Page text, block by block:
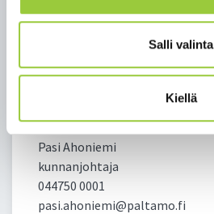
Salli valinta
Kiellä
veneilykaudelle 1.5.–15.10.2024.
venepaikkojen vuokralaisia
esityslistaan /
Lisätietoja:
Pasi Ahoniemi
kunnanjohtaja
044750 0001
pasi.ahoniemi@paltamo.fi